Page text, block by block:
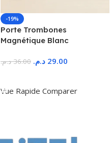
-19%
Porte Trombones
Magnétique Blanc
36.00 د.م. 29.00 د.م.
Vue Rapide Comparer